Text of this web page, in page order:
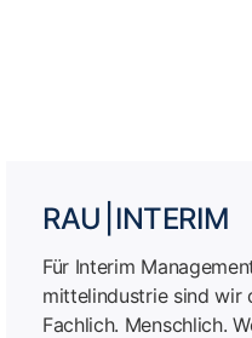
RAU | INTERIM
Für Interim
mittel­industrie sind wir
Fachlich. Menschlich.